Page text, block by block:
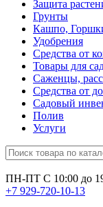
Защита
Грунты
Кашпо,
Удобрения
Средства от
Товары для
Саженцы,
Средства от
Садовый
Полив
Услуги
ПН-ПТ С 10:00 до
+7 929-720-10-13